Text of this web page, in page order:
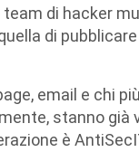
di hacker
di
email e chi
stanno già
è